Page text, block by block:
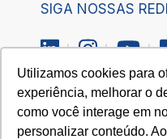
Utilizamos cookies para
experiência, melhorar o
como você interage em
personalizar conteúdo.
SIGA NOSSAS